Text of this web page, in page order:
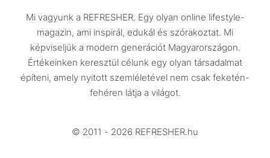
Utazás
Életmód
Design
Beszélgetések
Videó
Mi vagyunk a REFRESHER. Egy olyan online lifestyle-
magazin, ami inspirál, edukál és szórakoztat. Mi
képviseljük a modern generációt Magyarországon.
Értékeinken keresztül célunk egy olyan társadalmat
építeni, amely nyitott szemléletével nem csak feketén-
fehéren látja a világot.
© 2011 - 2026 REFRESHER.hu